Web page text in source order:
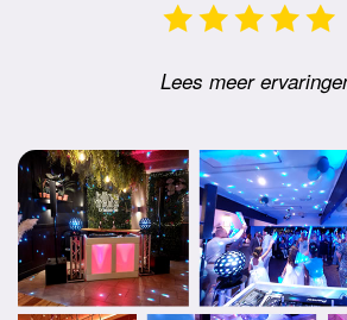
Lees meer